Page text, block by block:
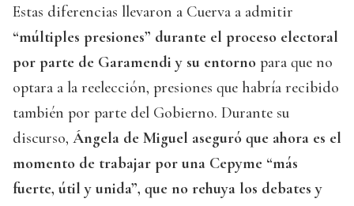
Estas diferencias llevaron a Cuerva a admitir
“múltiples presiones” durante el proceso electoral
por parte de Garamendi y su entorno para que no
optara a la reelección, presiones que habría recibido
también por parte del Gobierno. Durante su
discurso, Ángela de Miguel aseguró que ahora es el
momento de trabajar por una Cepyme “más
fuerte, útil y unida”, que no rehuya los debates y